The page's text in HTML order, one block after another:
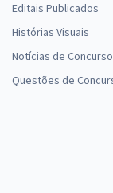
Editais Publicados
Histórias Visuais
Notícias de
Questões de